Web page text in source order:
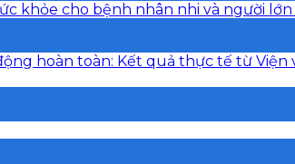
khỏe cho bệnh nhân nhi và người
hoàn toàn: Kết quả thực tế từ Viện